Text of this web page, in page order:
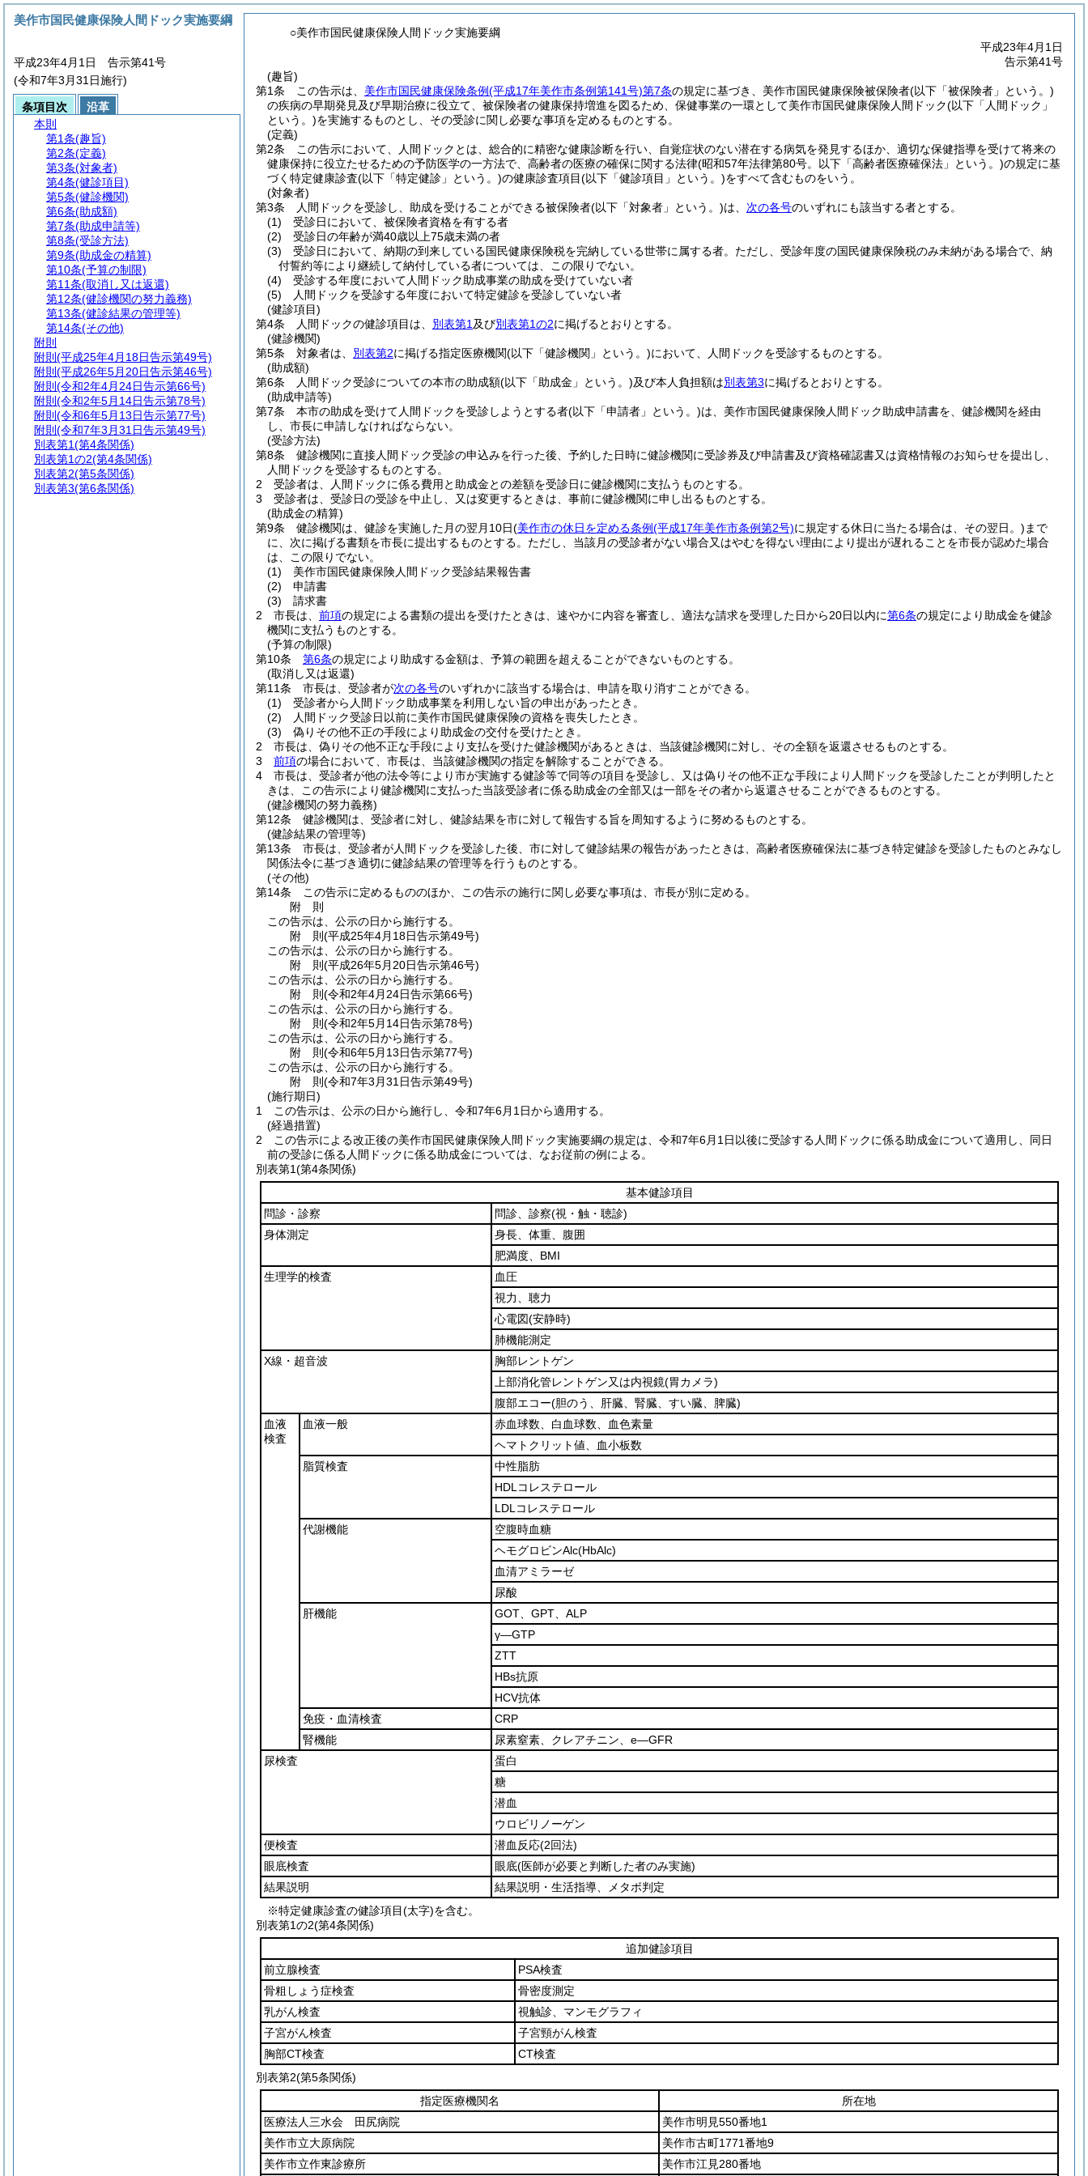
○美作市国民健康保険人間ドック実施要綱
平成23年4月1日
告示第41号
(趣旨)
第1条
この告示は、 美作市国民健康保険条例(平成17年美作市条例第141号)第7条の規定に基づき、美作市国民健康保険被保険者(以下「被保険者」という。)
の疾病の早期発見及び早期治療に役立て、被保険者の健康保持増進を図るため、保健事業の一環として美作市国民健康保険人間ドック(以下「人間ドック」
という。)を実施するものとし、その受診に関し必要な事項を定めるものとする。
(定義)
第2条
この告示において、人間ドックとは、総合的に精密な健康診断を行い、自覚症状のない潜在する病気を発見するほか、適切な保健指導を受けて将来の
健康保持に役立たせるための予防医学の一方法で、高齢者の医療の確保に関する法律(昭和57年法律第80号。以下「高齢者医療確保法」という。)の規定に基
づく特定健康診査(以下「特定健診」という。)の健康診査項目(以下「健診項目」という。)をすべて含むものをいう。
(対象者)
第3条
人間ドックを受診し、助成を受けることができる被保険者(以下「対象者」という。)は、 次の各号のいずれにも該当する者とする。
(1)
受診日において、被保険者資格を有する者
(2)
受診日の年齢が満40歳以上75歳未満の者
(3)
受診日において、納期の到来している国民健康保険税を完納している世帯に属する者。 ただし、受診年度の国民健康保険税のみ未納がある場合で、納
付誓約等により継続して納付している者については、この限りでない。
(4)
受診する年度において人間ドック助成事業の助成を受けていない者
(5)
人間ドックを受診する年度において特定健診を受診していない者
(健診項目)
第4条
人間ドックの健診項目は、 別表第1 及び別表第1の2に掲げるとおりとする。
(健診機関)
第5条
対象者は、 別表第2に掲げる指定医療機関(以下「健診機関」という。)において、人間ドックを受診するものとする。
(助成額)
第6条
人間ドック受診についての本市の助成額(以下「助成金」という。)及び本人負担額は別表第3に掲げるとおりとする。
(助成申請等)
第7条
本市の助成を受けて人間ドックを受診しようとする者(以下「申請者」という。)は、美作市国民健康保険人間ドック助成申請書を、健診機関を経由
し、市長に申請しなければならない。
(受診方法)
第8条
健診機関に直接人間ドック受診の申込みを行った後、予約した日時に健診機関に受診券及び申請書及び資格確認書又は資格情報のお知らせを提出し、
人間ドックを受診するものとする。
2
受診者は、人間ドックに係る費用と助成金との差額を受診日に健診機関に支払うものとする。
3
受診者は、受診日の受診を中止し、又は変更するときは、事前に健診機関に申し出るものとする。
(助成金の精算)
第9条
健診機関は、健診を実施した月の翌月10日(美作市の休日を定める条例(平成17年美作市条例第2号)に規定する休日に当たる場合は、その翌日。) まで
に、次に掲げる書類を市長に提出するものとする。 ただし、当該月の受診者がない場合又はやむを得ない理由により提出が遅れることを市長が認めた場合
は、この限りでない。
(1)
美作市国民健康保険人間ドック受診結果報告書
(2)
申請書
(3)
請求書
2
市長は、 前項の規定による書類の提出を受けたときは、速やかに内容を審査し、適法な請求を受理した日から20日以内に第6条の規定により助成金を健診
機関に支払うものとする。
(予算の制限)
第10条
第6条の規定により助成する金額は、予算の範囲を超えることができないものとする。
(取消し又は返還)
第11条
市長は、受診者が次の各号のいずれかに該当する場合は、申請を取り消すことができる。
(1)
受診者から人間ドック助成事業を利用しない旨の申出があったとき。
(2)
人間ドック受診日以前に美作市国民健康保険の資格を喪失したとき。
(3)
偽りその他不正の手段により助成金の交付を受けたとき。
2
市長は、偽りその他不正な手段により支払を受けた健診機関があるときは、当該健診機関に対し、その全額を返還させるものとする。
3
前項の場合において、市長は、当該健診機関の指定を解除することができる。
4
市長は、受診者が他の法令等により市が実施する健診等で同等の項目を受診し、又は偽りその他不正な手段により人間ドックを受診したことが判明したと
きは、この告示により健診機関に支払った当該受診者に係る助成金の全部又は一部をその者から返還させることができるものとする。
(健診機関の努力義務)
第12条
健診機関は、受診者に対し、健診結果を市に対して報告する旨を周知するように努めるものとする。
(健診結果の管理等)
第13条
市長は、受診者が人間ドックを受診した後、市に対して健診結果の報告があったときは、高齢者医療確保法に基づき特定健診を受診したものとみなし
関係法令に基づき適切に健診結果の管理等を行うものとする。
(その他)
第14条
この告示に定めるもののほか、この告示の施行に関し必要な事項は、市長が別に定める。
附 則
この告示は、公示の日から施行する。
附 則(平成25年4月18日告示第49号)
この告示は、公示の日から施行する。
附 則(平成26年5月20日告示第46号)
この告示は、公示の日から施行する。
附 則(令和2年4月24日告示第66号)
この告示は、公示の日から施行する。
附 則(令和2年5月14日告示第78号)
この告示は、公示の日から施行する。
附 則(令和6年5月13日告示第77号)
この告示は、公示の日から施行する。
附 則(令和7年3月31日告示第49号)
(施行期日)
1
この告示は、公示の日から施行し、令和7年6月1日から適用する。
(経過措置)
2
この告示による改正後の美作市国民健康保険人間ドック実施要綱の規定は、令和7年6月1日以後に受診する人間ドックに係る助成金について適用し、同日
前の受診に係る人間ドックに係る助成金については、なお従前の例による。
別表第1(第4条関係)
基本健診項目
問診・診察
問診、診察(視・触・聴診)
身体測定
身長、体重、腹囲
肥満度、BMI
生理学的検査
血圧
視力、聴力
心電図(安静時)
肺機能測定
X線・超音波
胸部レントゲン
上部消化管レントゲン又は内視鏡(胃カメラ)
腹部エコー(胆のう、肝臓、腎臓、すい臓、脾臓)
血液
検査
血液一般
赤血球数、白血球数、血色素量
ヘマトクリット値、血小板数
脂質検査
中性脂肪
HDLコレステロール
LDLコレステロール
代謝機能
空腹時血糖
ヘモグロビンAlc(HbAlc)
血清アミラーゼ
尿酸
肝機能
GOT、GPT、ALP
γ―GTP
ZTT
HBs抗原
HCV抗体
免疫・血清検査
CRP
腎機能
尿素窒素、クレアチニン、e―GFR
尿検査
蛋白
糖
潜血
ウロビリノーゲン
便検査
潜血反応(2回法)
眼底検査
眼底(医師が必要と判断した者のみ実施)
結果説明
結果説明・生活指導、メタボ判定
※特定健康診査の健診項目(太字)を含む。
別表第1の2(第4条関係)
追加健診項目
前立腺検査
PSA検査
骨粗しょう症検査
骨密度測定
乳がん検査
視触診、マンモグラフィ
子宮がん検査
子宮頸がん検査
胸部CT検査
CT検査
別表第2(第5条関係)
指定医療機関名
所在地
医療法人三水会 田尻病院
美作市明見550番地1
美作市立大原病院
美作市古町1771番地9
美作市立作東診療所
美作市江見280番地
美作市国民健康保険人間ドック実施要綱
平成23年4月1日 告示第41号
(令和7年3月31日施行)
条項目次
沿革
本則
第1条(趣旨)
第2条(定義)
第3条(対象者)
第4条(健診項目)
第5条(健診機関)
第6条(助成額)
第7条(助成申請等)
第8条(受診方法)
第9条(助成金の精算)
第10条(予算の制限)
第11条(取消し又は返還)
第12条(健診機関の努力義務)
第13条(健診結果の管理等)
第14条(その他)
附則
附則 (平成25年4月18日告示第49号)
附則 (平成26年5月20日告示第46号)
附則 (令和2年4月24日告示第66号)
附則 (令和2年5月14日告示第78号)
附則 (令和6年5月13日告示第77号)
附則 (令和7年3月31日告示第49号)
別表第1(第4条関係)
別表第1の2(第4条関係)
別表第2(第5条関係)
別表第3(第6条関係)